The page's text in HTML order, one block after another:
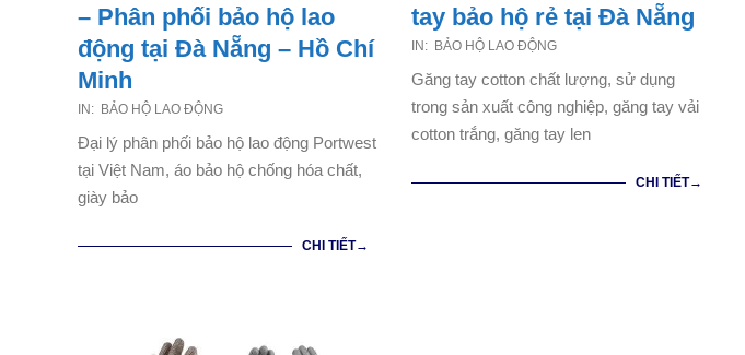
– Phân phối bảo hộ lao
động tại Đà Nẵng – Hồ Chí
Minh
2021-
06-
05
IN: BẢO HỘ LAO ĐỘNG
Đại lý phân phối bảo hộ lao động Portwest
tại Việt Nam, áo bảo hộ chống hóa chất,
giày bảo
CHI TIẾT→
tay bảo hộ rẻ tại Đà Nẵng
2021-
04-
10
IN: BẢO HỘ LAO ĐỘNG
Găng tay cotton chất lượng, sử dụng
trong sản xuất công nghiệp, găng tay vải
cotton trắng, găng tay len
CHI TIẾT→